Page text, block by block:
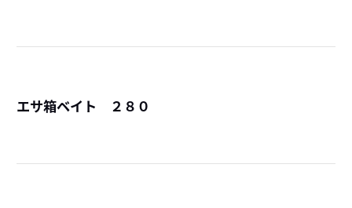
エサ箱ベイト ２８０